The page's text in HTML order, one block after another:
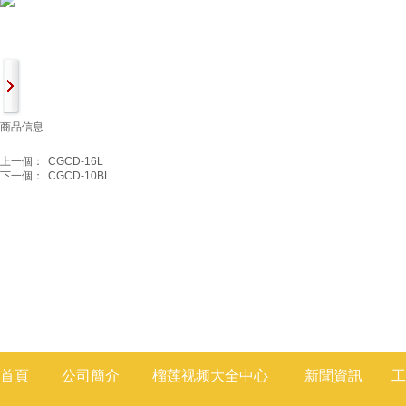
商品信息
上一個：
CGCD-16L
下一個：
CGCD-10BL
首頁 公司簡介 榴莲视频大全中心 新聞資訊